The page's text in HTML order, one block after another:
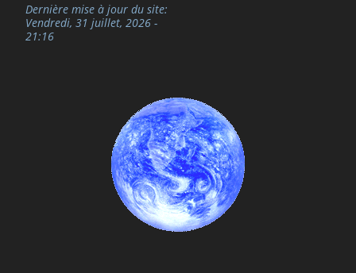
Dernière mise à jour du site:
Vendredi, 31 juillet, 2026 -
21:16